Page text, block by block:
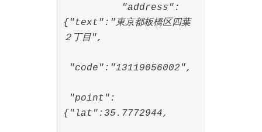
"address":
{"text":"東京都板橋区四葉
２丁目",
"code":"13119056002",
"point":
{"lat":35.7772944,